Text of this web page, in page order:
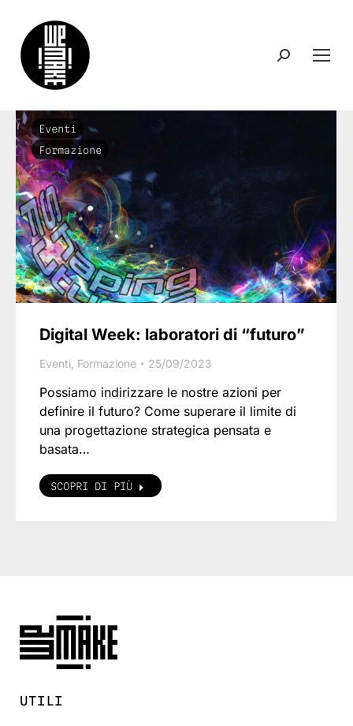
Search:
Eventi
Formazione
Digital Week: laboratori di “futuro”
Eventi Formazione 25/09/2023
Possiamo indirizzare le nostre azioni per
definire il futuro? Come superare il limite di
una progettazione strategica pensata e
basata…
SCOPRI DI PIÙ
UTILI